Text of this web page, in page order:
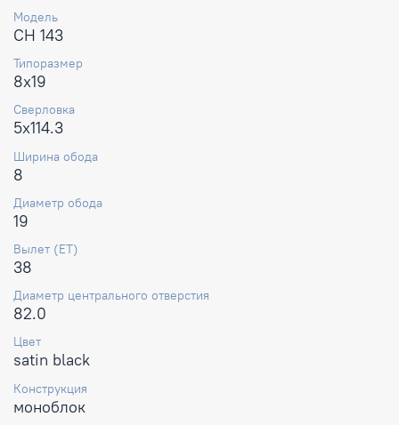
Модель
CH 143
Типоразмер
8x19
Сверловка
5x114.3
Ширина обода
8
Диаметр обода
19
Вылет (ET)
38
Диаметр центрального отверстия
82.0
Цвет
satin black
Конструкция
моноблок